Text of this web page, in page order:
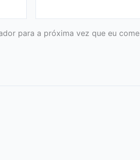
para a próxima vez que eu